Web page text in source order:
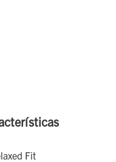
Fit